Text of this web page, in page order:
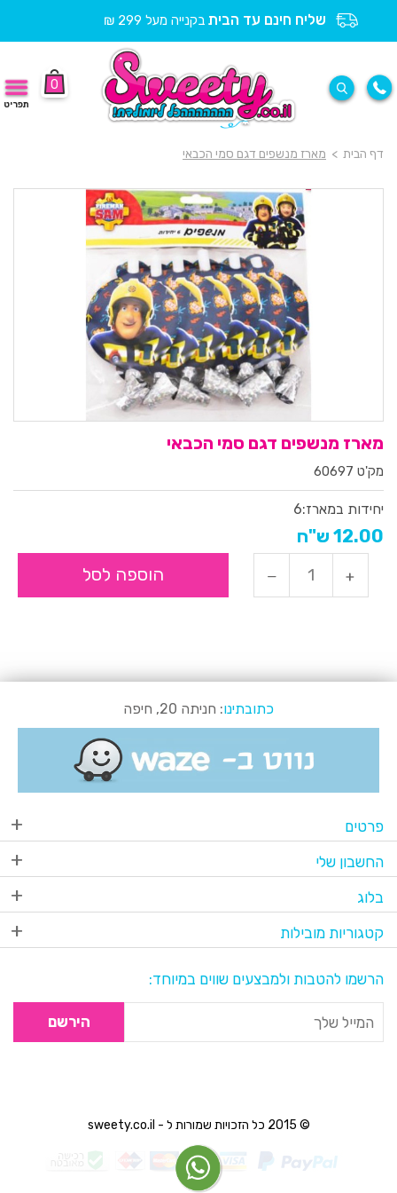
שליח חינם עד הבית בקנייה מעל 299 ₪
0
תפריט
דף הבית > מארז מנשפים דגם סמי הכבאי
מארז מנשפים דגם סמי הכבאי
מק'ט 60697
יחידות במארז:6
12.00 ש"ח
הוספה לסל
כתובתינו: חניתה 20, חיפה
פרטים
החשבון שלי
בלוג
קטגוריות מובילות
הרשמו להטבות ולמבצעים שווים במיוחד:
הירשם
© 2015 כל הזכויות שמורות ל - sweety.co.il